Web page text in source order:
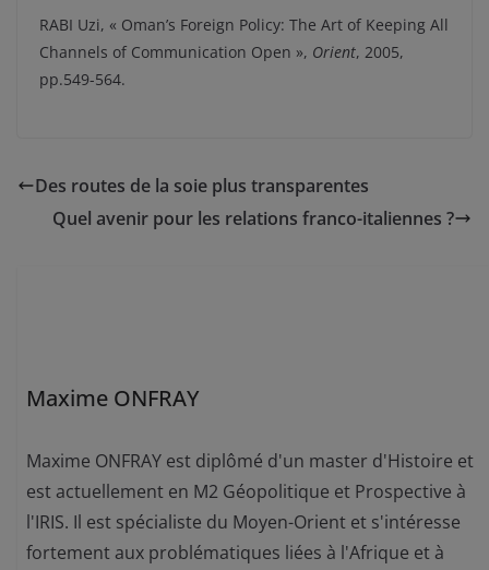
RABI Uzi, « Oman’s Foreign Policy: The Art of Keeping All
Channels of Communication Open », Orient, 2005,
pp.549-564.
Des routes de la soie plus transparentes
Quel avenir pour les relations franco-italiennes ?
Maxime ONFRAY
Maxime ONFRAY est diplômé d'un master d'Histoire et
est actuellement en M2 Géopolitique et Prospective à
l'IRIS. Il est spécialiste du Moyen-Orient et s'intéresse
fortement aux problématiques liées à l'Afrique et à